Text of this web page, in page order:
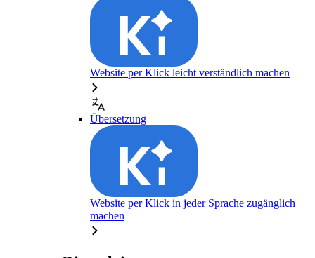
Website per Klick leicht verständlich machen
Übersetzung
Website per Klick in jeder Sprache zugänglich
machen